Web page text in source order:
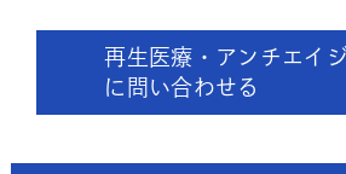
再生医療・アンチエイ
に問い合わせる